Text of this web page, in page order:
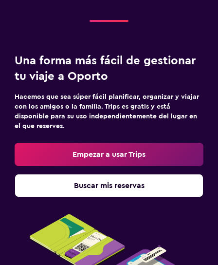
Una forma más fácil de gestionar
tu viaje a Oporto
Hacemos que sea súper fácil planificar, organizar y viajar
con los amigos o la familia. Trips es gratis y está
disponible para su uso independientemente del lugar en
el que reserves.
Empezar a usar Trips
Buscar mis reservas